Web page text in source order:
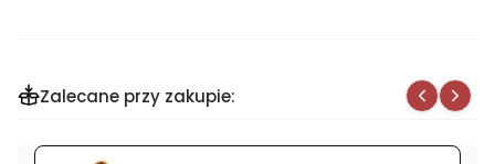
izolacyjna
Zalecane przy zakupie: